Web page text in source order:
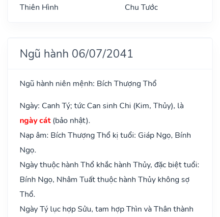
Thiên Hình
Chu Tước
Ngũ hành 06/07/2041
Ngũ hành niên mệnh: Bích Thượng Thổ
Ngày: Canh Tý; tức Can sinh Chi (Kim, Thủy), là
ngày cát(bảo nhật).
Nạp âm: Bích Thượng Thổ kị tuổi: Giáp Ngọ, Bính
Ngọ.
Ngày thuộc hành Thổ khắc hành Thủy, đặc biệt tuổi:
Bính Ngọ, Nhâm Tuất thuộc hành Thủy không sợ
Thổ.
Ngày Tý lục hợp Sửu, tam hợp Thìn và Thân thành